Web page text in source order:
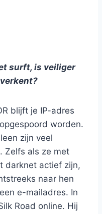
surft, is veiliger
blijft je IP-adres
worden.
zijn veel
Zelfs als ze met
darknet actief zijn,
naar hen
e-mailadres. In
Road online. Hij